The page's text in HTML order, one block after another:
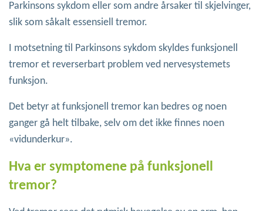
Parkinsons sykdom eller som andre årsaker til skjelvinger,
slik som såkalt essensiell tremor.
I motsetning til Parkinsons sykdom skyldes funksjonell
tremor et reverserbart problem ved nervesystemets
funksjon.
Det betyr at funksjonell tremor kan bedres og noen
ganger gå helt tilbake, selv om det ikke finnes noen
«vidunderkur».
Hva er symptomene på funksjonell
tremor?